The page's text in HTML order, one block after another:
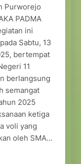
Purworejo
PADMA
ini
Sabtu, 13
bertempat
11
berlangsung
semangat
2025
ketiga
voli yang
oleh SMA…